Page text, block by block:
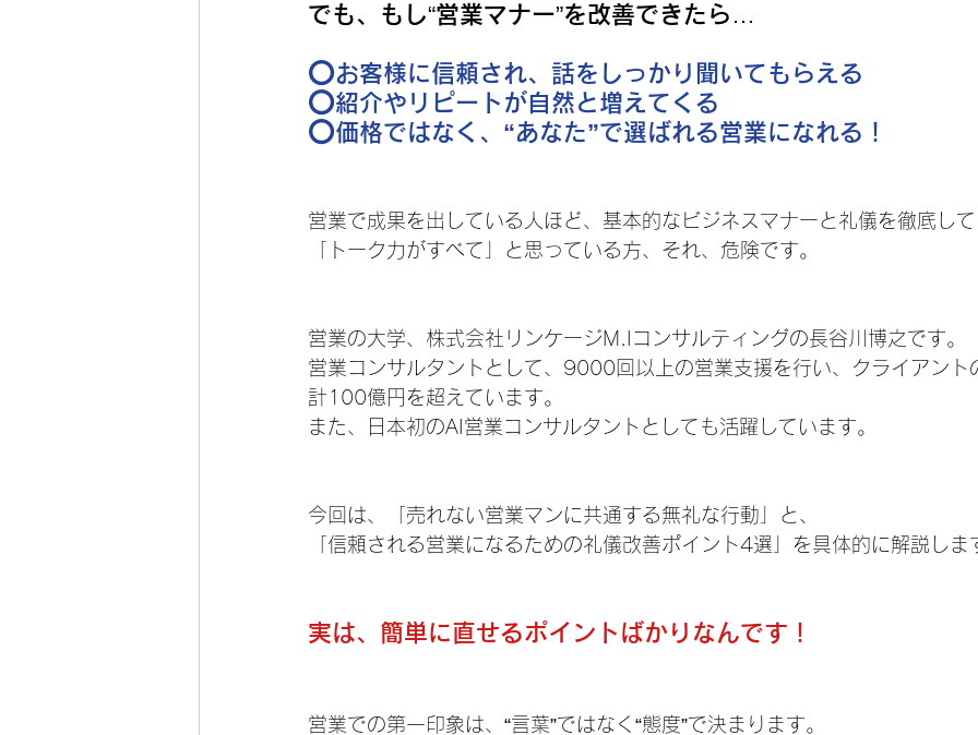
でも、もし“営業マナー”を改善できたら…
⭕️お客様に信頼され、話をしっかり聞いてもらえる
⭕️紹介やリピートが自然と増えてくる
⭕️価格ではなく、“あなた”で選ばれる営業になれる！
営業で成果を出している人ほど、基本的なビジネスマナーと礼儀を徹底し
「トーク力がすべて」と思っている方、それ、危険です。
営業の大学、株式会社リンケージM.Iコンサルティングの長谷川博之です。
営業コンサルタントとして、9000回以上の営業支援を行い、クライアント
計100億円を超えています。
また、日本初のAI営業コンサルタントとしても活躍しています。
今回は、「売れない営業マンに共通する無礼な行動」と、
「信頼される営業になるための礼儀改善ポイント4選」を具体的に解説しま
実は、簡単に直せるポイントばかりなんです！
営業での第一印象は、“言葉”ではなく“態度”で決まります。